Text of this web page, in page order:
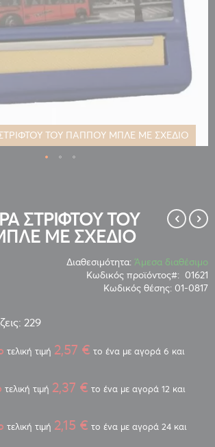
ΤΟΥ ΠΑΠΠΟΥ ΜΠΛΕ ΜΕ ΣΧΕΔΙΟ
ΣΤΡΙΦΤΟΥ ΤΟΥ
ΜΕ ΣΧΕΔΙΟ
Διαθεσιμότητα: Άμεσα διαθέσιμο
Κωδικός προϊόντος
01621
Κωδικός θέσης: 01-0817
229
τελική τιμή 2,57 € το ένα με αγορά 6 και
τελική τιμή 2,37 € το ένα με αγορά 12 και
τελική τιμή 2,15 € το ένα με αγορά 24 και